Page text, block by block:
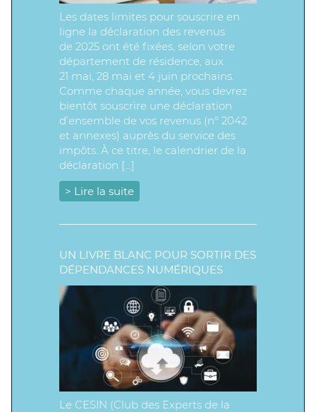
Les dates limites pour souscrire en
ligne la déclaration des revenus
de 2025 ont été fixées, selon votre
département de résidence, aux
21 mai, 28 mai et 4 juin prochains.
Comme chaque année, vous devrez
bientôt souscrire une déclaration
d’ensemble de vos revenus (n° 2042
et annexes) auprès du service des
impôts. À ce titre, le calendrier de la
déclaration […]
> Lire la suite
UN LIVRE BLANC POUR SORTIR DES
DÉPENDANCES NUMÉRIQUES
Le CESIN (Club des Experts de la